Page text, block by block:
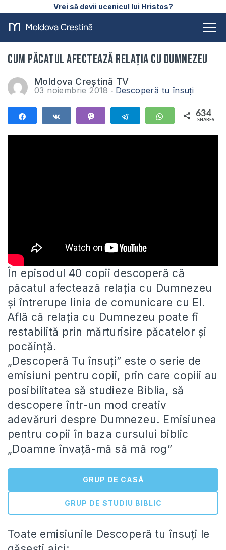
Vrei să devii ucenicul lui Hristos?
Cum păcatul afectează relația cu Dumnezeu
Moldova Creștină TV
03 noiembrie 2018 Descoperă tu însuți
Telegram WhatsApp
634
SHARES
În episodul 40 copii descoperă că
păcatul afectează relația cu Dumnezeu
și întrerupe linia de comunicare cu El.
Află că relația cu Dumnezeu poate fi
restabilită prin mărturisire păcatelor și
pocăință.
„Descoperă Tu însuți” este o serie de
emisiuni pentru copii, prin care copiii au
posibilitatea să studieze Biblia, să
descopere într-un mod creativ
adevăruri despre Dumnezeu. Emisiunea
pentru copii în baza cursului biblic
„Doamne învață-mă să mă rog”
GRUP DE CASĂ
GRUP DE STUDIU BIBLIC
Toate emisiunile Descoperă tu însuți le